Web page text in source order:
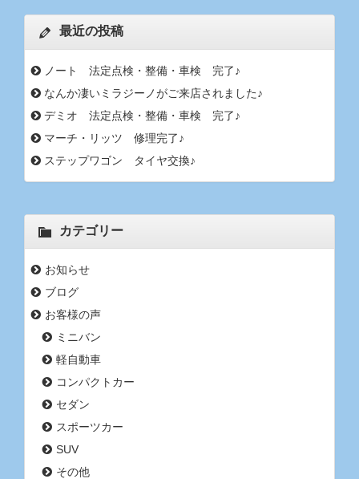
最近の投稿
ノート 法定点検・整備・車検 完了♪
なんか凄いミラジーノがご来店されました♪
デミオ 法定点検・整備・車検 完了♪
マーチ・リッツ 修理完了♪
ステップワゴン タイヤ交換♪
カテゴリー
お知らせ
ブログ
お客様の声
ミニバン
軽自動車
コンパクトカー
セダン
スポーツカー
SUV
その他